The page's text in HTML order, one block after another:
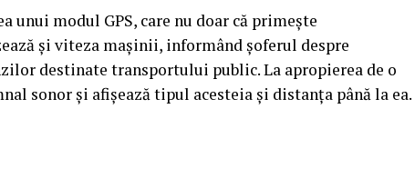
unui modul GPS, care nu doar că primește
și viteza mașinii, informând șoferul despre
destinate transportului public. La apropierea de o
sonor și afișează tipul acesteia și distanța până la ea.